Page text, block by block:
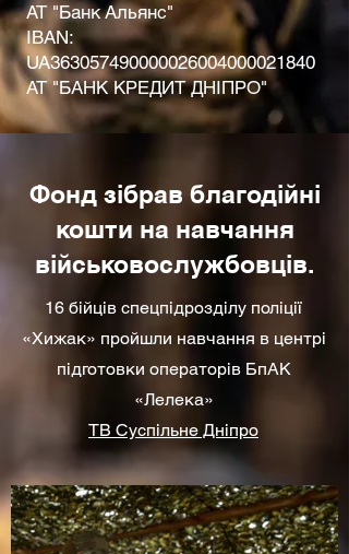
АТ "Банк Альянс"
IBAN:
UA363057490000026004000021840
АТ "БАНК КРЕДИТ ДНІПРО"
Фонд зібрав благодійні
кошти на навчання
військовослужбовців.
16 бійців спецпідрозділу поліції
«Хижак» пройшли навчання в центрі
підготовки операторів БпАК
«Лелека»
ТВ Суспільне Дніпро